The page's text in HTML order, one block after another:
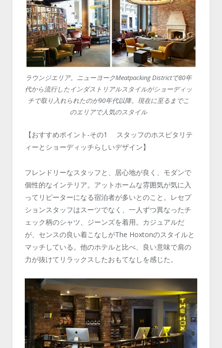
ラウンジエリア。ニューヨークMeatpacking Districtで80年
代から流行したインダストリアルスタイルがショーディッ
チで取り入れられたのが90年代以降。現在に至るまでこ
のエリアで人気のスタイル
【おすすめポイント-その1 スタッフのホスピタリテ
ィーとショーディッチらしいデザイン】
フレンドリーなスタッフと、居心地が良く、モダンで
個性的なインテリア。アットホームな雰囲気が気に入
ってリピーターになる宿泊者が多いとのこと。レセプ
ションスタッフはスーツでなく、一人ずつ異なったチ
ェック柄のシャツ、ジーンズを着用。カジュアルだ
が、センスの良い着こなしがThe Hoxtonのスタイルと
マッチしている。他のホテルと比べ、良い意味で肩の
力が抜けてリラックスしたおもてなしを感じた。